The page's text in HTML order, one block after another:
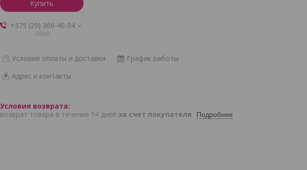
Купить
+375 (29) 366-40-04
Viber
Условия оплаты и доставки
График работы
Адрес и контакты
возврат товара в течение 14 дней за счет покупателя Подробнее